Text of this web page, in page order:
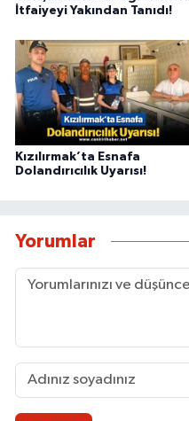
İtfaiyeyi Yakından Tanıdı!
Kızılırmak’ta Esnafa
Dolandırıcılık Uyarısı!
Yorumlar